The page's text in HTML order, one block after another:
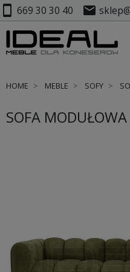
smartphone 669 30 30 40 mail
HOME MEBLE SOFY
SOFA MODUŁOWA